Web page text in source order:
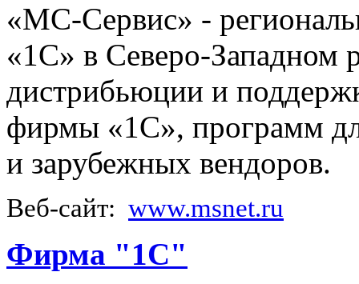
«МС-Сервис» -
«1С» в Северо-Западном
дистрибьюции и
фирмы «1С», программ
и зарубежных вендоров.
Веб-сайт: www.msnet.ru
Фирма "1С"